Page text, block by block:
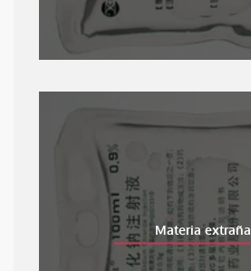
Materia extraña